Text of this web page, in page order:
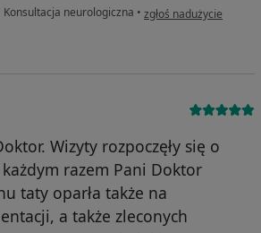
Konsultacja neurologiczna • w opinii użytkownika Ilke
zgłoś nadużycie
Wizyty rozpoczęły się o
razem Pani Doktor
taty oparła także na
a także zleconych